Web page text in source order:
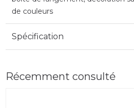
de couleurs
Spécification
Récemment consulté